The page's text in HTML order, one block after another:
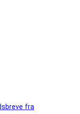
fra